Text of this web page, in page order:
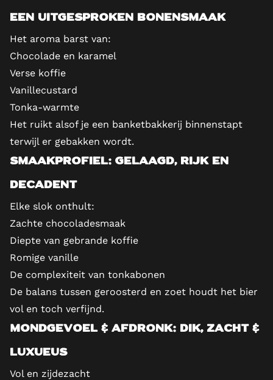
een uitgesproken bonensmaak
Het aroma barst van:
Chocolade en karamel
Verse koffie
Vanillecustard
Tonka-warmte
Het ruikt alsof je een banketbakkerij binnenstapt
terwijl er gebakken wordt.
Smaakprofiel: gelaagd, rijk en
decadent
Elke slok onthult:
Zachte chocoladesmaak
Diepte van gebrande koffie
Romige vanille
De complexiteit van tonkabonen
De balans tussen geroosterd en zoet houdt het bier
vol en toch verfijnd.
Mondgevoel & Afdronk: Dik, Zacht &
Luxueus
Vol en zijdezacht